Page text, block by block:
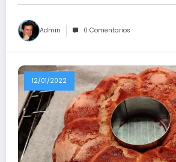
Admin 0 Comentarios
12/01/2022